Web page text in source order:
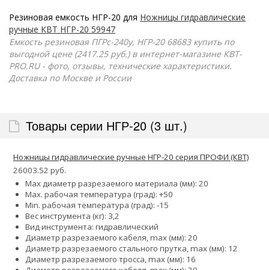
Резиновая емкость НГР-20 для Ножницы гидравлические
ручные КВТ НГР-20 59947
Емкость резиновая ПГРс-240у, НГР-20 68683 купить по
выгодной цене (2417.25 руб.) в интернет-магазине КВТ-
PRO.RU - фото, отзывы, технические характеристики.
Доставка по Москве и России
Товары серии НГР-20 (3 шт.)
Ножницы гидравлические ручные НГР-20 серия ПРОФИ (КВТ)
26003.52 руб.
Max диаметр разрезаемого материала (мм): 20
Max. рабочая температура (град): +50
Min. рабочая температура (град): -15
Вес инструмента (кг): 3,2
Вид инструмента: гидравлический
Диаметр разрезаемого кабеля, max (мм): 20
Диаметр разрезаемого стального прутка, max (мм): 12
Диаметр разрезаемого тросса, max (мм): 16